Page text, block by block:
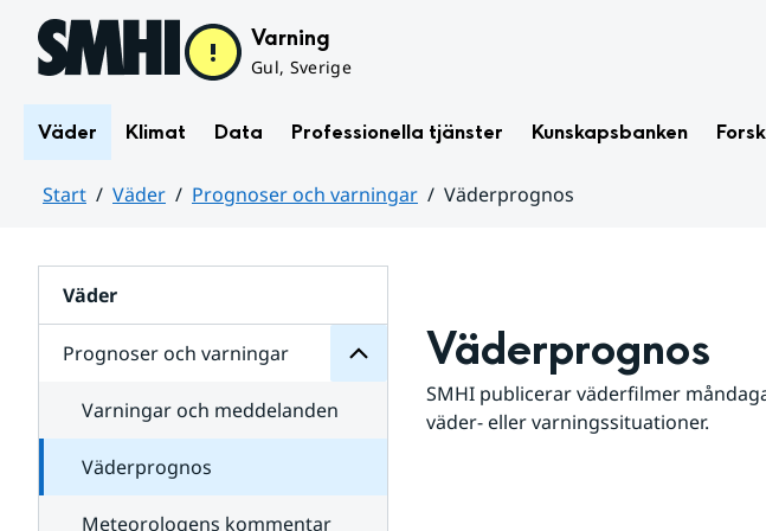
Hoppa till sidans innehåll Varning
Gul, Sverige
Väder Klimat Data Professionella tjänster Kunskapsbanken
Start Väder Prognoser och varningar
Väderprognos
Väder
Prognoser och varningar
för
varningar
Varningar och meddelanden
Väderprognos
Meteorologens kommentar
Väderprognos
SMHI publicerar väderfilmer
väder- eller varningssituationer.